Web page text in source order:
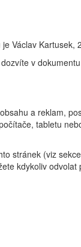
Václav
v
a reklam,
tabletu
(viz
kdykoliv odvolat